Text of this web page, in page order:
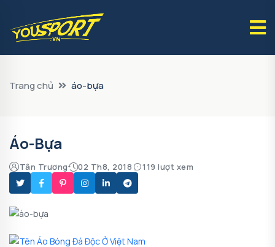
Trang chủ áo-bựa
Áo-Bựa
Tân Trương 02 Th8, 2018 119 lượt xem